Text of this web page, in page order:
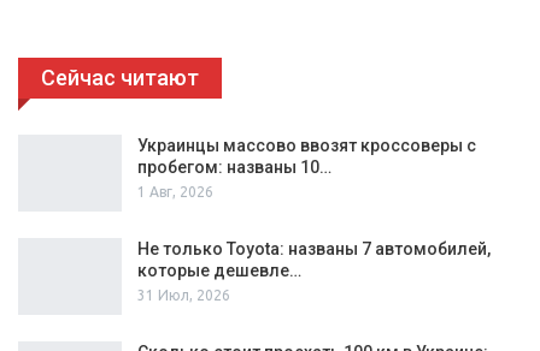
Сейчас читают
Украинцы массово ввозят кроссоверы с
пробегом: названы 10…
1 Авг, 2026
Не только Toyota: названы 7 автомобилей,
которые дешевле…
31 Июл, 2026